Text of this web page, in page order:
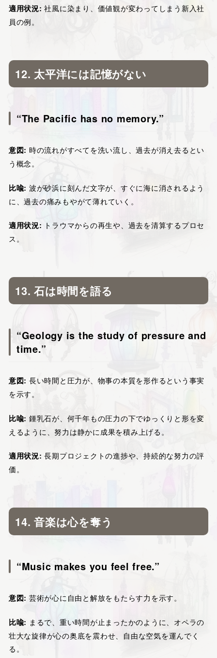
適用状況: 社風に染まり、価値観が変わってしまう新入社
員の例。
12. 太平洋には記憶がない
“The Pacific has no memory.”
意図: 時の流れがすべてを洗い流し、過去が消え去るとい
う概念。
比喩: 波が砂浜に刻んだ文字が、すぐに海に消されるよう
に、過去の痛みもやがて薄れていく。
適用状況: トラウマからの再生や、過去を清算するプロセ
ス。
13. 石は時間を語る
“Geology is the study of pressure and
time.”
意図: 長い時間と圧力が、物事の本質を形作るという事実
を示す。
比喩: 鍾乳石が、何千年もの圧力の下でゆっくりと形を変
えるように、努力は静かに成果を積み上げる。
適用状況: 長期プロジェクトの進捗や、持続的な努力の評
価。
14. 音楽は心を奪う
“Music makes you feel free.”
意図: 芸術が心に自由と解放をもたらす力を示す。
比喩: まるで、重い時間が止まったかのように、オペラの
壮大な旋律が心の奥底を震わせ、自由な空気を運んでく
る。